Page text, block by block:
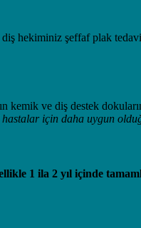
hekiminiz şeffaf plak
kemik ve diş destek
için daha uygun
1 ila 2 yıl içinde